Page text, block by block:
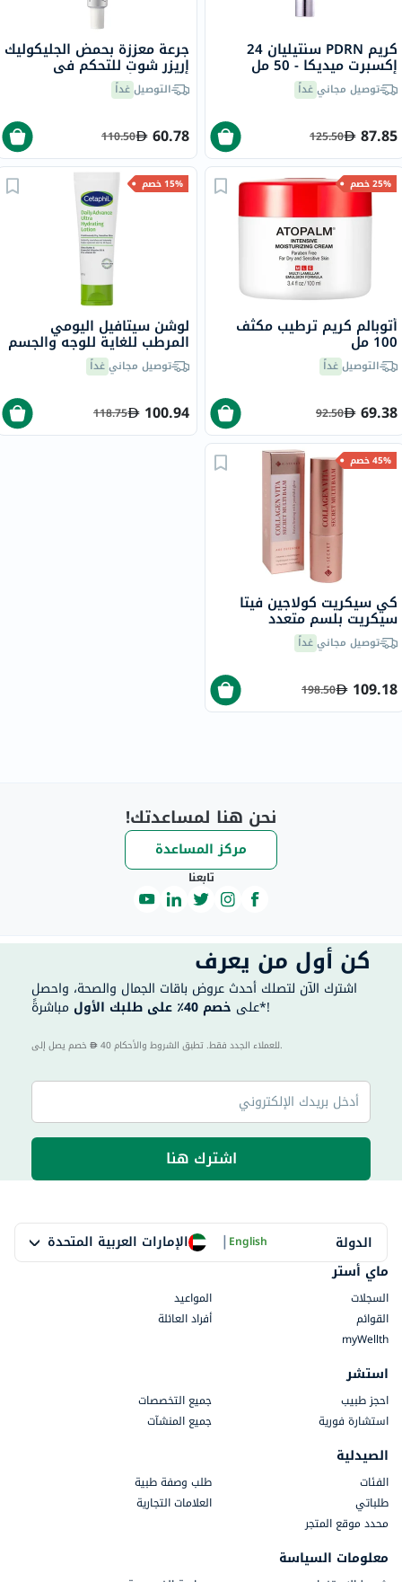
كريم PDRN سنتيليان 24
إكسبرت ميديكا - 50 مل
توصيل مجانيغداً
87.85
125.50
جرعة معززة بحمض الجليكوليك
إريزر شوت للتحكم في
الشوائب أرينسيا - 30 مل
التوصيلغداً
60.78
110.50
25% خصم
أتوبالم كريم ترطيب مكثف
100 مل
التوصيلغداً
69.38
92.50
15% خصم
لوشن سيتافيل اليومي
المرطب للغاية للوجه والجسم
للرجال والنساء ذوي البشرة
الجافة والحساسة، بدون
توصيل مجانيغداً
100.94
118.75
45% خصم
كي سيكريت كولاجين فيتا
سيكريت بلسم متعدد
الاستخدامات مضاد للتجاعيد
ومفتح للبشرة 11 جرام
توصيل مجانيغداً
109.18
198.50
نحن هنا لمساعدتك!
مركز المساعدة
تابعنا
كن أول من يعرف
اشترك الآن لتصلك أحدث عروض باقات الجمال والصحة، واحصل
على خصم 40٪ على طلبك الأول مباشرةً*!
40 للعملاء الجدد فقط. تطبق الشروط والأحكام.
اشترك هنا
الدولة الإمارات العربية المتحدة |English
ماي أستر
السجلات
المواعيد
القوائم
أفراد العائلة
myWellth
استشر
احجز طبيب
جميع التخصصات
استشارة فورية
جميع المنشآت
الصيدلية
الفئات
طلب وصفة طبية
طلباتي
العلامات التجارية
محدد موقع المتجر
معلومات السياسة